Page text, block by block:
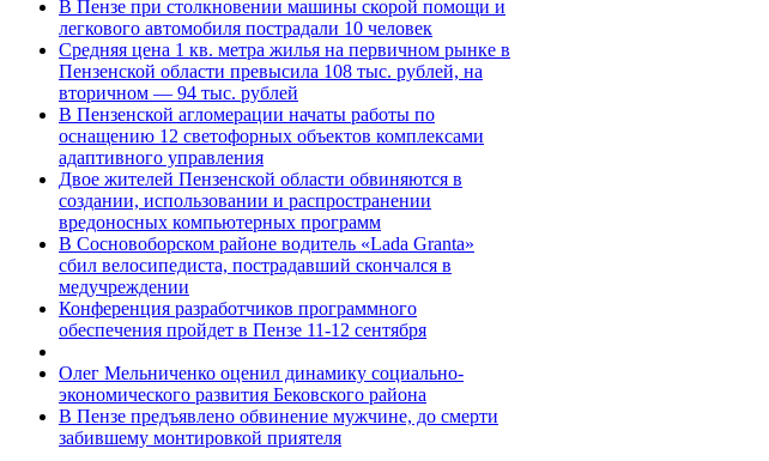
В Пензе при столкновении машины скорой помощи и
легкового автомобиля пострадали 10 человек
Средняя цена 1 кв. метра жилья на первичном рынке в
Пензенской области превысила 108 тыс. рублей, на
вторичном — 94 тыс. рублей
В Пензенской агломерации начаты работы по
оснащению 12 светофорных объектов комплексами
адаптивного управления
Двое жителей Пензенской области обвиняются в
создании, использовании и распространении
вредоносных компьютерных программ
В Сосновоборском районе водитель «Lada Granta»
сбил велосипедиста, пострадавший скончался в
медучреждении
Конференция разработчиков программного
обеспечения пройдет в Пензе 11-12 сентября
Олег Мельниченко оценил динамику социально-
экономического развития Бековского района
В Пензе предъявлено обвинение мужчине, до смерти
забившему монтировкой приятеля